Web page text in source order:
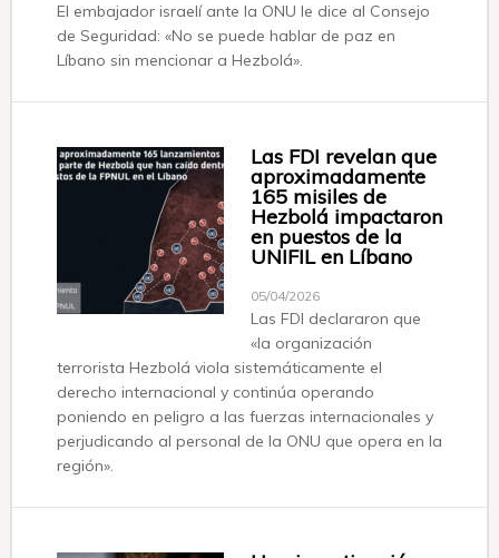
El embajador israelí ante la ONU le dice al Consejo
de Seguridad: «No se puede hablar de paz en
Líbano sin mencionar a Hezbolá».
Las FDI revelan que
aproximadamente
165 misiles de
Hezbolá impactaron
en puestos de la
UNIFIL en Líbano
05/04/2026
Las FDI declararon que
«la organización
terrorista Hezbolá viola sistemáticamente el
derecho internacional y continúa operando
poniendo en peligro a las fuerzas internacionales y
perjudicando al personal de la ONU que opera en la
región».